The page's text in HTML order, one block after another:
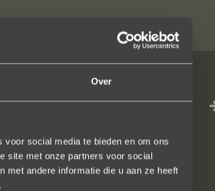
Over
social media te bieden en om ons
site met onze partners voor social
met andere informatie die u aan ze heeft
steeds heel vriendelijk